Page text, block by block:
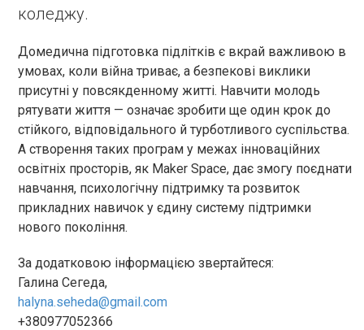
коледжу.
Домедична підготовка підлітків є вкрай важливою в
умовах, коли війна триває, а безпекові виклики
присутні у повсякденному житті. Навчити молодь
рятувати життя — означає зробити ще один крок до
стійкого, відповідального й турботливого суспільства.
А створення таких програм у межах інноваційних
освітніх просторів, як Maker Space, дає змогу поєднати
навчання, психологічну підтримку та розвиток
прикладних навичок у єдину систему підтримки
нового покоління.
За додатковою інформацією звертайтеся:
Галина Сегеда,
halyna.seheda@gmail.com
+380977052366